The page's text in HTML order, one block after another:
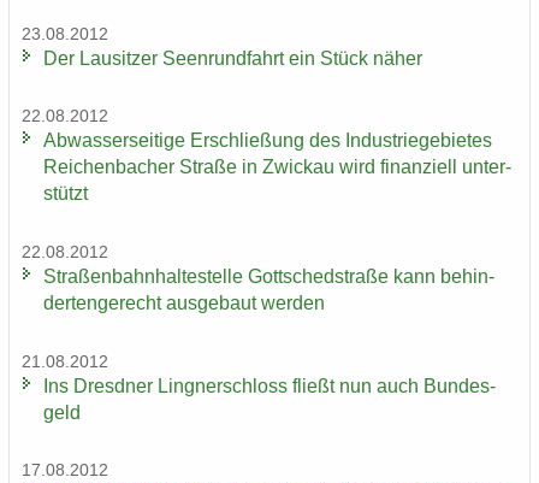
23.08.2012
Der Lau­sit­zer Seen­rund­fahrt ein Stück näher
22.08.2012
Ab­was­ser­sei­ti­ge Er­schlie­ßung des In­dus­trie­ge­bie­tes
Rei­chen­ba­cher Stra­ße in Zwi­ckau wird fi­nan­zi­ell un­ter­
stützt
22.08.2012
Stra­ßen­bahn­hal­te­stel­le Gott­sched­stra­ße kann be­hin­
der­ten­ge­recht aus­ge­baut wer­den
21.08.2012
Ins Dresd­ner Ling­ner­schloss fließt nun auch Bun­des­
geld
17.08.2012